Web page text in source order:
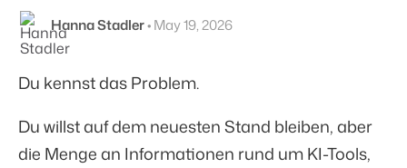
Hanna Stadler•May 19, 2026
Du kennst das Problem.
Du willst auf dem neuesten Stand bleiben, aber
die Menge an Informationen rund um KI-Tools,